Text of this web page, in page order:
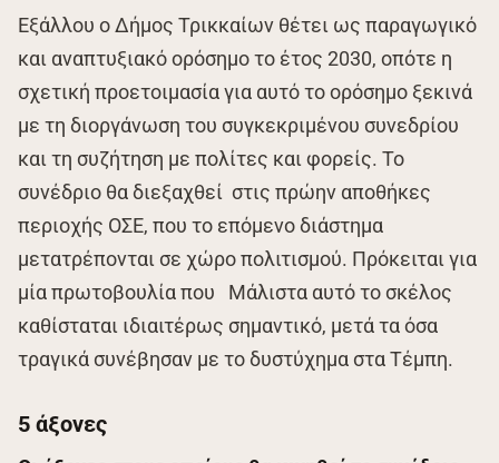
Εξάλλου ο Δήμος Τρικκαίων θέτει ως παραγωγικό
και αναπτυξιακό ορόσημο το έτος 2030, οπότε η
σχετική προετοιμασία για αυτό το ορόσημο ξεκινά
με τη διοργάνωση του συγκεκριμένου συνεδρίου
και τη συζήτηση με πολίτες και φορείς. Το
συνέδριο θα διεξαχθεί στις πρώην αποθήκες
περιοχής ΟΣΕ, που το επόμενο διάστημα
μετατρέπονται σε χώρο πολιτισμού. Πρόκειται για
μία πρωτοβουλία που Μάλιστα αυτό το σκέλος
καθίσταται ιδιαιτέρως σημαντικό, μετά τα όσα
τραγικά συνέβησαν με το δυστύχημα στα Τέμπη.
5 άξονες